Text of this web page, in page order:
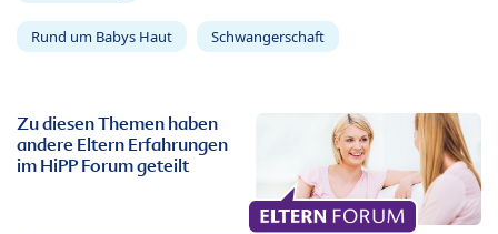
Rund um Babys Haut Schwangerschaft
Zu diesen Themen haben
andere Eltern Erfahrungen
im HiPP Forum geteilt